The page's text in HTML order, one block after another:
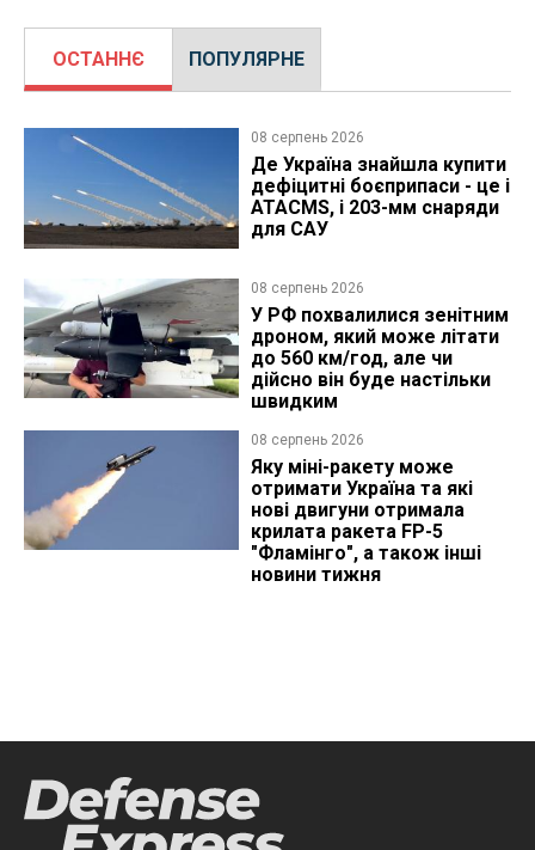
ОСТАННЄ ПОПУЛЯРНЕ
08 серпень 2026
Де Україна знайшла купити
дефіцитні боєприпаси - це і
ATACMS, і 203-мм снаряди
для САУ
08 серпень 2026
У РФ похвалилися зенітним
дроном, який може літати
до 560 км/год, але чи
дійсно він буде настільки
швидким
08 серпень 2026
Яку міні-ракету може
отримати Україна та які
нові двигуни отримала
крилата ракета FP-5
"Фламінго", а також інші
новини тижня